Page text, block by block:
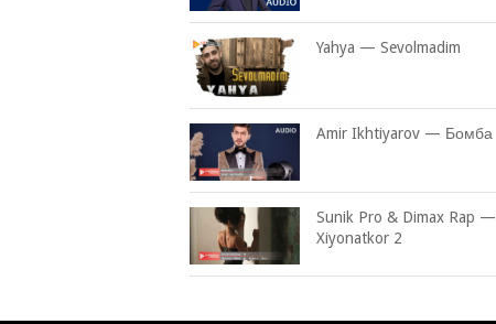
Yahya — Sevolmadim
Amir Ikhtiyarov — Бомба
Sunik Pro & Dimax Rap —
Xiyonatkor 2